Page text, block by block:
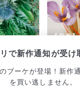
で新作通知が受け
ブーケが登場！新作
を買い逃しません。
【産直
¥2,420
販売中のブーケ一覧へ